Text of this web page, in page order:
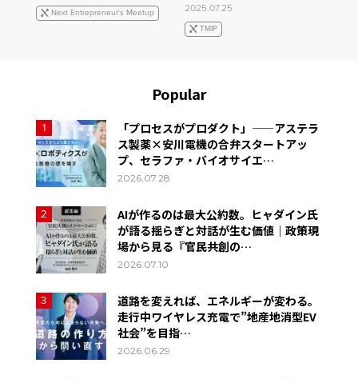
Next Entrepreneur's Meetup 2025.07.25
TMIP
Popular
1
「プロセスがプロダクト」——アステラ
ス製薬×安川電機の合弁スタートアッ
プ、セラファ・バイオサイエ…
2026.07.28
2
AIが作るのは最大公約数。ヒャダイン氏
が語る揺らぎと対話が生む価値｜政策現
場から見る『官民共創の…
2026.07.10
3
道路を変えれば、エネルギーが変わる。
走行中ワイヤレス充電で”地産地消型EV
社会”を目指…
2026.06.29